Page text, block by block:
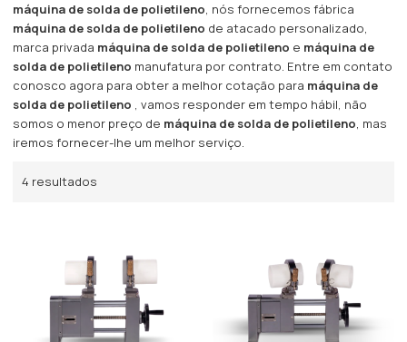
máquina de solda de polietileno, nós fornecemos fábrica
máquina de solda de polietileno de atacado personalizado,
marca privada máquina de solda de polietileno e máquina de
solda de polietileno manufatura por contrato. Entre em contato
conosco agora para obter a melhor cotação para máquina de
solda de polietileno , vamos responder em tempo hábil, não
somos o menor preço de máquina de solda de polietileno, mas
iremos fornecer-lhe um melhor serviço.
4 resultados